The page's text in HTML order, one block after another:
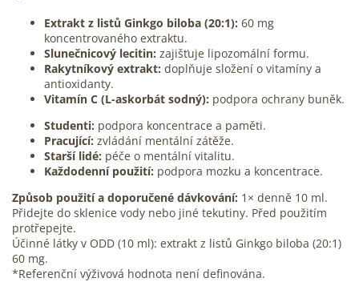
Extrakt z listů Ginkgo biloba (20:1): 60 mg
koncentrovaného extraktu.
Slunečnicový lecitin: zajišťuje lipozomální formu.
Rakytníkový extrakt: doplňuje složení o vitamíny a
antioxidanty.
Vitamín C (L-askorbát sodný): podpora ochrany buněk.
Studenti: podpora koncentrace a paměti.
Pracující: zvládání mentální zátěže.
Starší lidé: péče o mentální vitalitu.
Každodenní použití: podpora mozku a koncentrace.
Způsob použití a doporučené dávkování: 1× denně 10 ml.
Přidejte do sklenice vody nebo jiné tekutiny. Před použitím
protřepejte.
Účinné látky v ODD (10 ml): extrakt z listů Ginkgo biloba (20:1)
60 mg.
*Referenční výživová hodnota není definována.